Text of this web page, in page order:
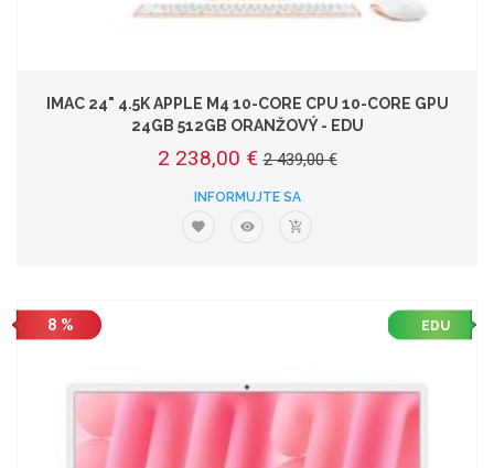
IMAC 24" 4.5K APPLE M4 10-CORE CPU 10-CORE GPU
24GB 512GB ORANŽOVÝ - EDU
2 238,00 € 2 439,00 €
INFORMUJTE SA
8 % EDU